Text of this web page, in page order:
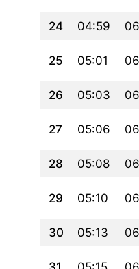
24 04:59
25 05:01
26 05:03
27 05:06
28 05:08
29 05:10
30 05:13